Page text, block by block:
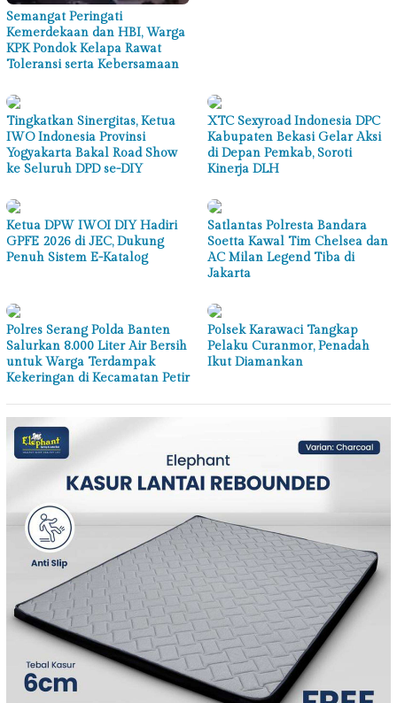
Semangat Peringati
Kemerdekaan dan HBI, Warga
KPK Pondok Kelapa Rawat
Toleransi serta Kebersamaan
Tingkatkan Sinergitas, Ketua
IWO Indonesia Provinsi
Yogyakarta Bakal Road Show
ke Seluruh DPD se-DIY
XTC Sexyroad Indonesia DPC
Kabupaten Bekasi Gelar Aksi
di Depan Pemkab, Soroti
Kinerja DLH
Ketua DPW IWOI DIY Hadiri
GPFE 2026 di JEC, Dukung
Penuh Sistem E-Katalog
Satlantas Polresta Bandara
Soetta Kawal Tim Chelsea dan
AC Milan Legend Tiba di
Jakarta
Polres Serang Polda Banten
Salurkan 8.000 Liter Air Bersih
untuk Warga Terdampak
Kekeringan di Kecamatan Petir
Polsek Karawaci Tangkap
Pelaku Curanmor, Penadah
Ikut Diamankan